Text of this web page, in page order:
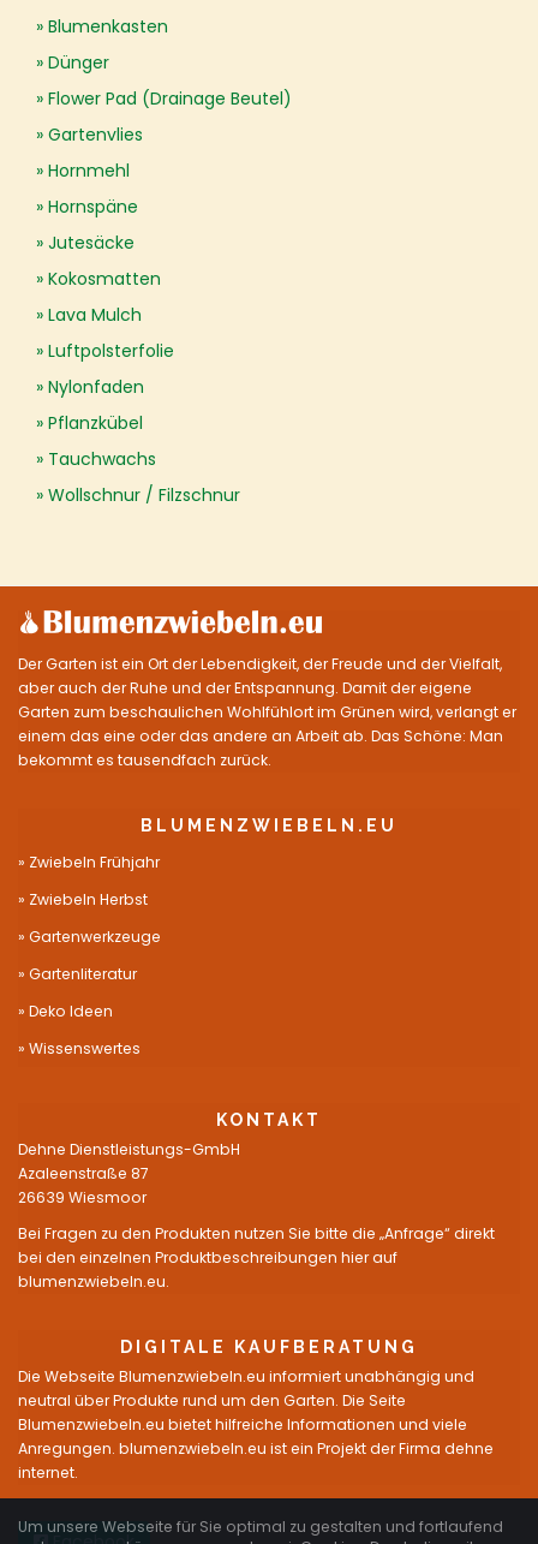
Blumenkasten
Dünger
Flower Pad (Drainage Beutel)
Gartenvlies
Hornmehl
Hornspäne
Jutesäcke
Kokosmatten
Lava Mulch
Luftpolsterfolie
Nylonfaden
Pflanzkübel
Tauchwachs
Wollschnur / Filzschnur
Der Garten ist ein Ort der Lebendigkeit, der Freude und der Vielfalt,
aber auch der Ruhe und der Entspannung. Damit der eigene
Garten zum beschaulichen Wohlfühlort im Grünen wird, verlangt er
einem das eine oder das andere an Arbeit ab. Das Schöne: Man
bekommt es tausendfach zurück.
BLUMENZWIEBELN.EU
Zwiebeln Frühjahr
Zwiebeln Herbst
Gartenwerkzeuge
Gartenliteratur
Deko Ideen
Wissenswertes
KONTAKT
Dehne Dienstleistungs-GmbH
Azaleenstraße 87
26639 Wiesmoor
Bei Fragen zu den Produkten nutzen Sie bitte die „Anfrage“ direkt
bei den einzelnen Produktbeschreibungen hier auf
blumenzwiebeln.eu.
DIGITALE KAUFBERATUNG
Die Webseite Blumenzwiebeln.eu informiert unabhängig und
neutral über Produkte rund um den Garten. Die Seite
Blumenzwiebeln.eu bietet hilfreiche Informationen und viele
Anregungen. blumenzwiebeln.eu ist ein Projekt der Firma dehne
internet.
Um unsere Webseite für Sie optimal zu gestalten und fortlaufend